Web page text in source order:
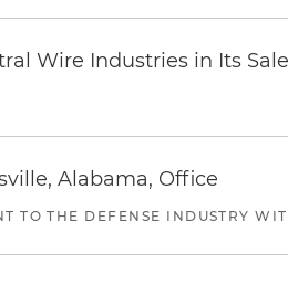
Wire Industries in Its
Alabama, Office
TO THE DEFENSE INDUSTRY